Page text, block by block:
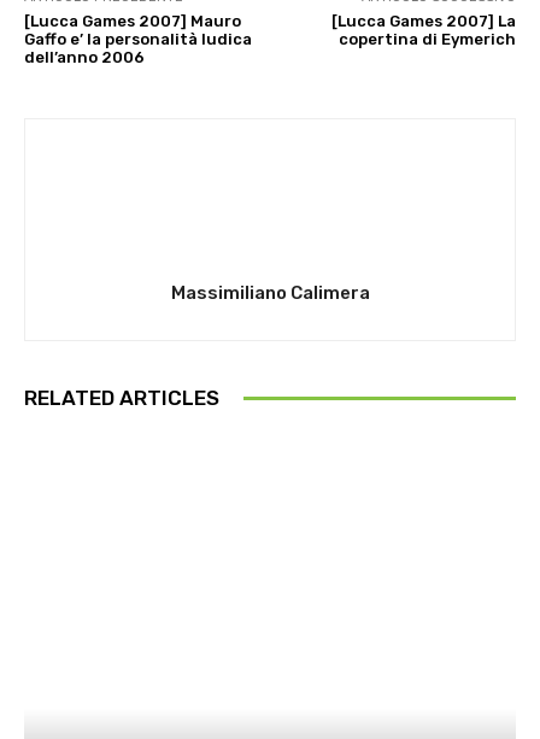
[Lucca Games 2007] Mauro
Gaffo e’ la personalità ludica
dell’anno 2006
[Lucca Games 2007] La
copertina di Eymerich
Massimiliano Calimera
RELATED ARTICLES